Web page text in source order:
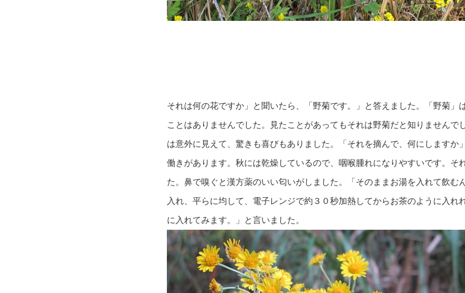
それは何の花ですか」と聞いたら、「野菊です。」と答えました。「野菊」
ことはありませんでした。見たことがあってもそれは野菊だと知りません
は意外に見えて、驚きも喜びもありました。「それを摘んで、何にします
働きがあります。秋には乾燥しているので、咽喉腫れになりやすいです。そ
た。鼻で嗅ぐと漢方薬のいい匂いがしました。「そのままお湯を入れて飲む
入れ、平らに均して、電子レンジで約３０秒加熱してからお茶のように入れ
に入れてみます。」と言いました。